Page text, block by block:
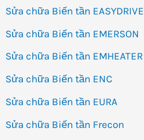
Sửa chữa Biến tần EASYDRIVE
Sửa chữa Biến tần EMERSON
Sửa chữa Biến tần EMHEATER
Sửa chữa Biến tần ENC
Sửa chữa Biến tần EURA
Sửa chữa Biến tần Frecon